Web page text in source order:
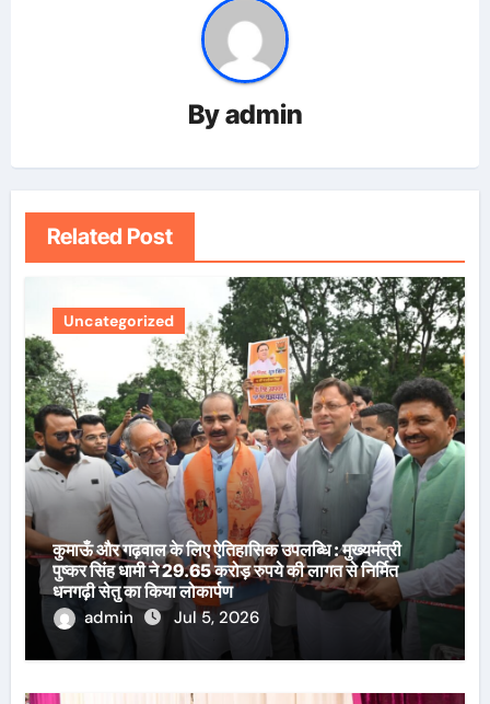
Byadmin
Related Post
Uncategorized
कुमाऊँ और गढ़वाल के लिए ऐतिहासिक उपलब्धि : मुख्यमंत्री
पुष्कर सिंह धामी ने 29.65 करोड़ रुपये की लागत से निर्मित
धनगढ़ी सेतु का किया लोकार्पण
admin
Jul 5, 2026